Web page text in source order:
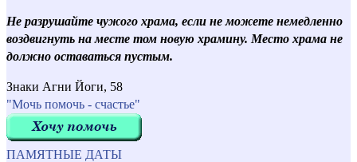
Не разрушайте чужого храма, если не можете немедленно
воздвигнуть на месте том новую храмину. Место храма не
должно оставаться пустым.
Знаки Агни Йоги, 58
"Мочь помочь - счастье"
ПАМЯТНЫЕ ДАТЫ